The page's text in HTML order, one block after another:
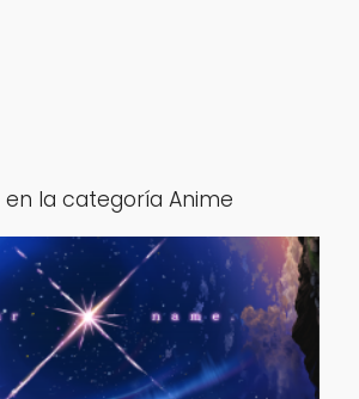
en la categoría Anime